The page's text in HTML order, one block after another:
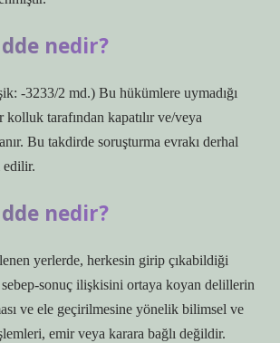
nedir?
-3233/2 md.) Bu hükümlere uymadığı
tarafından kapatılır ve/veya
Bu takdirde soruşturma evrakı derhal
edilir.
nedir?
yerlerde, herkesin girip çıkabildiği
sonuç ilişkisini ortaya koyan delillerin
ve ele geçirilmesine yönelik bilimsel ve
emir veya karara bağlı değildir.